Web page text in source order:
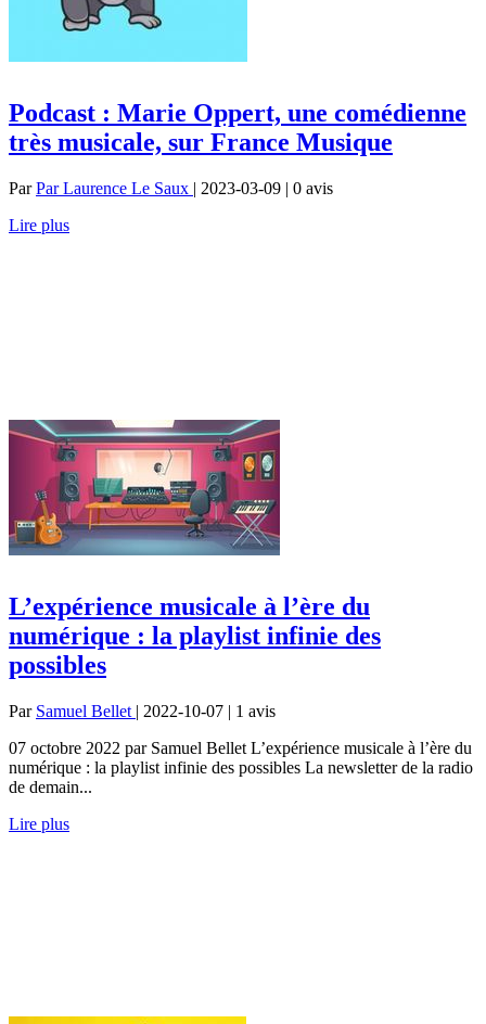
Podcast : Marie Oppert, une comédienne
très musicale, sur France Musique
ParPar Laurence Le Saux | 2023-03-09 | 0 avis
Lire plus
L​​’expérience musicale à l’ère du
numérique : la playlist infinie des
possibles
Par Samuel Bellet | 2022-10-07 | 1 avis
07 octobre 2022 par Samuel Bellet L​​’expérience musicale à l’ère du
numérique : la playlist infinie des possibles La newsletter de la radio
de demain...
Lire plus